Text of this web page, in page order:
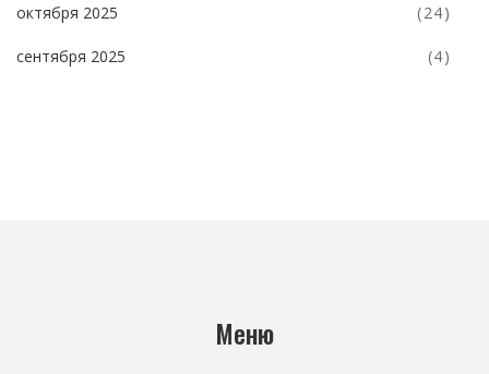
октября 2025 (24)
сентября 2025 (4)
Меню